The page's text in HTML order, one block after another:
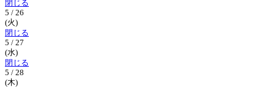
閉じる
5 / 26
(火)
閉じる
5 / 27
(水)
閉じる
5 / 28
(木)